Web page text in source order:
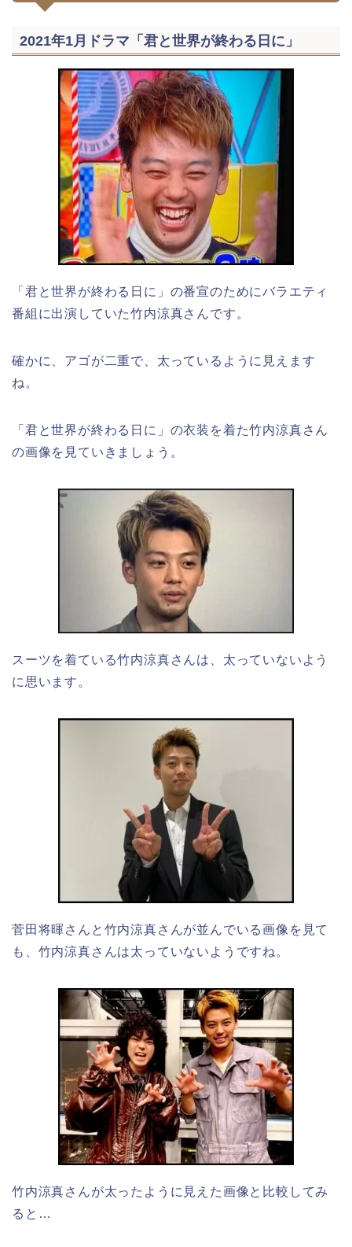
2021年1月ドラマ「君と世界が終わる日に」
「君と世界が終わる日に」の番宣のためにバラエティ
番組に出演していた竹内涼真さんです。
確かに、アゴが二重で、太っているように見えます
ね。
「君と世界が終わる日に」の衣装を着た竹内涼真さん
の画像を見ていきましょう。
スーツを着ている竹内涼真さんは、太っていないよう
に思います。
菅田将暉さんと竹内涼真さんが並んでいる画像を見て
も、竹内涼真さんは太っていないようですね。
竹内涼真さんが太ったように見えた画像と比較してみ
ると…